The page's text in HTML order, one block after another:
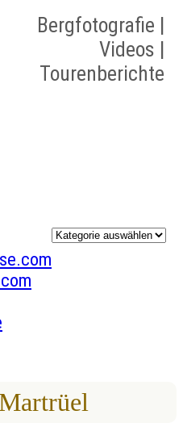
Bergfotografie |
Videos |
Tourenberichte
Kategorien